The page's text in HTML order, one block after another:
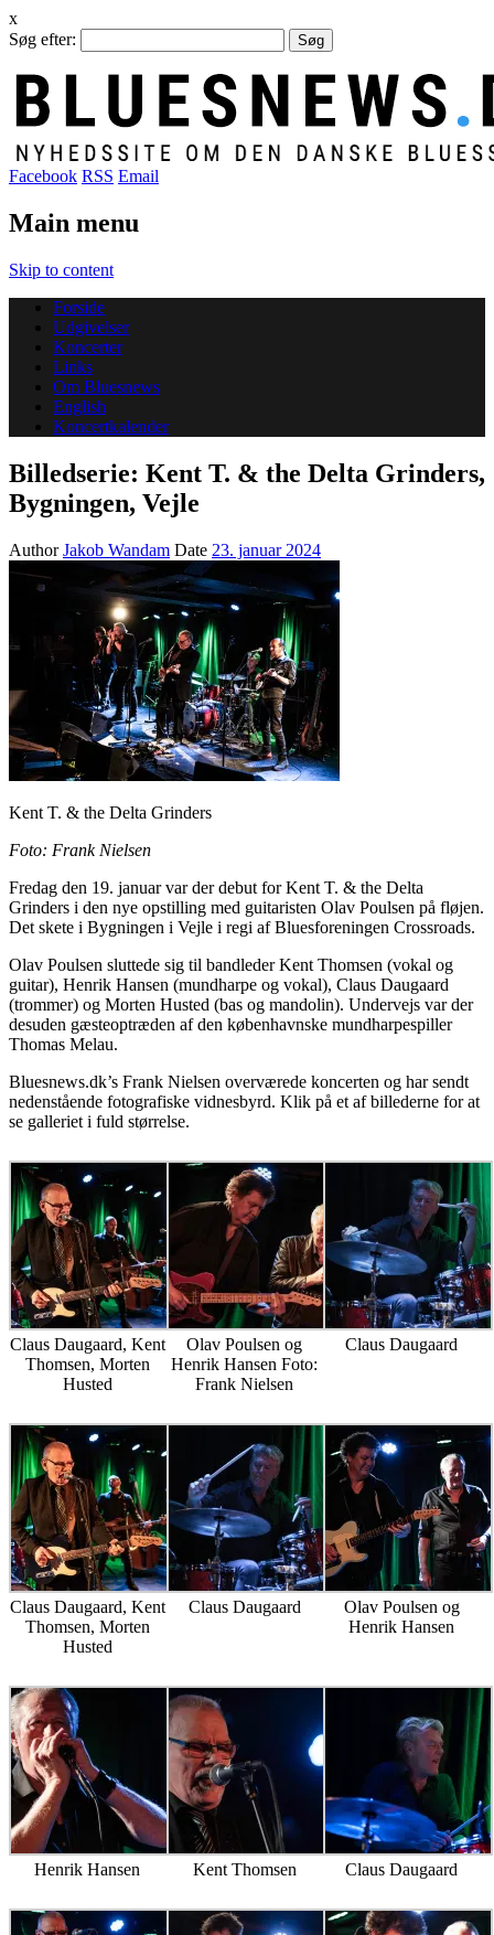
x
Søg efter:
Facebook RSS Email
Main menu
Skip to content
Forside
Udgivelser
Koncerter
Links
Om Bluesnews
English
Koncertkalender
Billedserie: Kent T. & the Delta Grinders,
Bygningen, Vejle
AuthorJakob Wandam Date 23. januar 2024
Kent T. & the Delta Grinders
Foto: Frank Nielsen
Fredag den 19. januar var der debut for Kent T. & the Delta
Grinders i den nye opstilling med guitaristen Olav Poulsen på fløjen.
Det skete i Bygningen i Vejle i regi af Bluesforeningen Crossroads.
Olav Poulsen sluttede sig til bandleder Kent Thomsen (vokal og
guitar), Henrik Hansen (mundharpe og vokal), Claus Daugaard
(trommer) og Morten Husted (bas og mandolin). Undervejs var der
desuden gæsteoptræden af den københavnske mundharpespiller
Thomas Melau.
Bluesnews.dk’s Frank Nielsen overværede koncerten og har sendt
nedenstående fotografiske vidnesbyrd. Klik på et af billederne for at
se galleriet i fuld størrelse.
Claus Daugaard, Kent
Thomsen, Morten
Husted
Olav Poulsen og
Henrik Hansen Foto:
Frank Nielsen
Claus Daugaard
Claus Daugaard, Kent
Thomsen, Morten
Husted
Claus Daugaard
Olav Poulsen og
Henrik Hansen
Henrik Hansen Kent Thomsen Claus Daugaard